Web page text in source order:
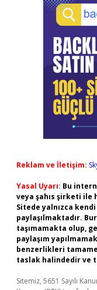
Reklam ve İletişim:
Yasal Uyarı: Bu
veya şahıs şirketi ile
Sitede yalnızca
paylaşılmaktadır.
taşımamakta olup,
paylaşım
benzerlikleri
taslak halindedir ve
Sitemiz, 5651 Sayılı